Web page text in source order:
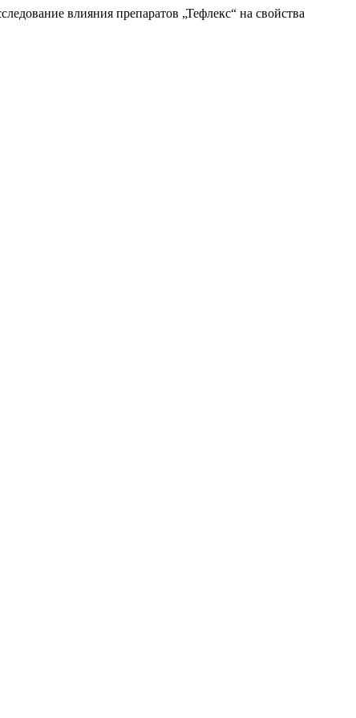
влияния препаратов „Тефлекс“ на свойства